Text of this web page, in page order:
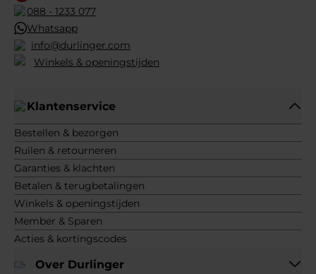
088 - 1233 077
Whatsapp
info@durlinger.com
Winkels & openingstijden
Klantenservice
Bestellen & bezorgen
Ruilen & retourneren
Garanties & klachten
Betalen & terugbetalingen
Winkels & openingstijden
Member & Sparen
Acties & kortingscodes
Over Durlinger